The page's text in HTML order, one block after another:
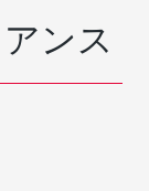
ンス